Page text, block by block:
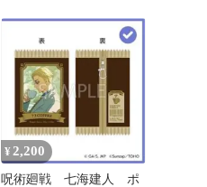
¥ 2,200
呪術廻戦 七海建人 ポ